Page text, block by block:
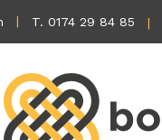
T. 0174 29 84 85